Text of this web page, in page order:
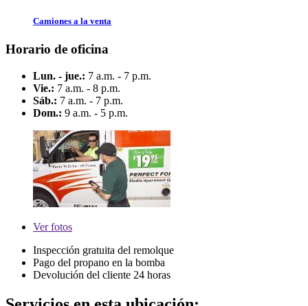
Camiones a la venta
Horario de oficina
Lun. - jue.: 7 a.m. - 7 p.m.
Vie.: 7 a.m. - 8 p.m.
Sáb.: 7 a.m. - 7 p.m.
Dom.: 9 a.m. - 5 p.m.
Verfotos
Inspección gratuita del remolque
Pago del propano en la bomba
Devolución del cliente 24 horas